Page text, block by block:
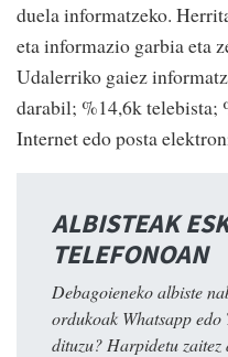
duela informatzeko.
eta informazio garbia eta
Udalerriko gaiez
darabil; %14,6k telebista;
Internet edo posta
ALBISTEAK
TELEFONOAN
Debagoieneko albiste
ordukoak Whatsapp
dituzu? Harpidetu zaitez